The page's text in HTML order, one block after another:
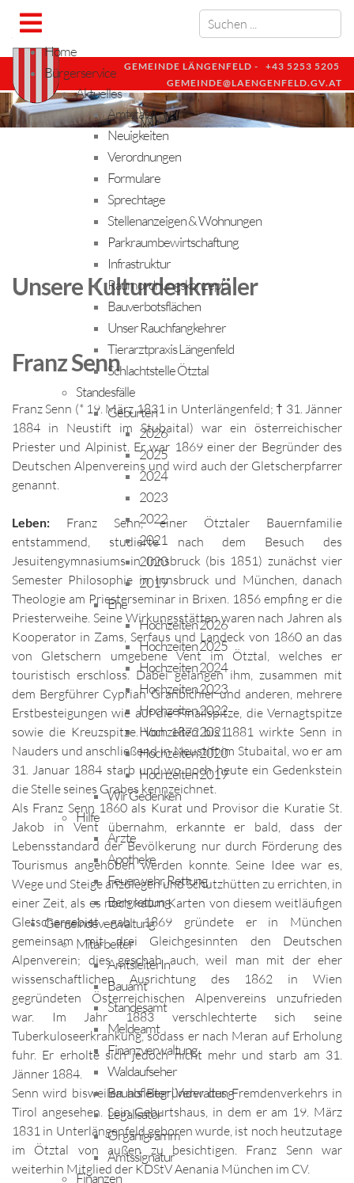
GEMEINDE LÄNGENFELD - +43 5253 5205
GEMEINDE@LAENGENFELD.GV.AT
Home
Bürgerservice
Aktuelles
Amtstafel
Neuigkeiten
Verordnungen
Formulare
Sprechtage
Stellenanzeigen & Wohnungen
Parkraumbewirtschaftung
Infrastruktur
Raumordnungskonzept
Bauverbotsflächen
Unser Rauchfangkehrer
Tierarztpraxis Längenfeld
Schlachtstelle Ötztal
Standesfälle
Geburten
2026
2025
2024
2023
2022
2021
2020
2019
Ehe
Hochzeiten 2026
Hochzeiten 2025
Hochzeiten 2024
Hochzeiten 2023
Hochzeiten 2022
Hochzeiten 2021
Hochzeiten 2020
Hochzeiten 2019
Wir Gedenken
Hilfe
Ärzte
Apotheke
Feuerwehr, Rettung
Bergrettung
Gemeindeverwaltung
Mitarbeiter
AmtsleiterIn
Bauamt
Standesamt
Meldeamt
Finanzverwaltung
Waldaufseher
Bauhofleiter | Verwaltung
Legalisator
Organigramm
Amtssignatur
Finanzen
Unsere Kulturdenkmäler
Franz Senn
Franz Senn (* 19. März 1831 in Unterlängenfeld; † 31. Jänner
1884 in Neustift im Stubaital) war ein österreichischer
Priester und Alpinist. Er war 1869 einer der Begründer des
Deutschen Alpenvereins und wird auch der Gletscherpfarrer
genannt.
Leben: Franz Senn, einer Ötztaler Bauernfamilie
entstammend, studierte nach dem Besuch des
Jesuitengymnasiums in Innsbruck (bis 1851) zunächst vier
Semester Philosophie in Innsbruck und München, danach
Theologie am Priesterseminar in Brixen. 1856 empfing er die
Priesterweihe. Seine Wirkungsstätten waren nach Jahren als
Kooperator in Zams, Serfaus und Landeck von 1860 an das
von Gletschern umgebene Vent im Ötztal, welches er
touristisch erschloss. Dabei gelangen ihm, zusammen mit
dem Bergführer Cyprian Granbichler und anderen, mehrere
Erstbesteigungen wie auf die Finailspitze, die Vernagtspitze
sowie die Kreuzspitze. Von 1872 bis 1881 wirkte Senn in
Nauders und anschließend in Neustift im Stubaital, wo er am
31. Januar 1884 starb und wo noch heute ein Gedenkstein
die Stelle seines Grabes kennzeichnet.
Als Franz Senn 1860 als Kurat und Provisor die Kuratie St.
Jakob in Vent übernahm, erkannte er bald, dass der
Lebensstandard der Bevölkerung nur durch Förderung des
Tourismus angehoben werden konnte. Seine Idee war es,
Wege und Steige anzulegen und Schutzhütten zu errichten, in
einer Zeit, als es noch kaum Karten von diesem weitläufigen
Gletschergebiet gab. 1869 gründete er in München
gemeinsam mit drei Gleichgesinnten den Deutschen
Alpenverein; dies geschah auch, weil man mit der eher
wissenschaftlichen Ausrichtung des 1862 in Wien
gegründeten Österreichischen Alpenvereins unzufrieden
war. Im Jahr 1883 verschlechterte sich seine
Tuberkuloseerkrankung, sodass er nach Meran auf Erholung
fuhr. Er erholte sich jedoch nicht mehr und starb am 31.
Jänner 1884.
Senn wird bisweilen als Begründer des Fremdenverkehrs in
Tirol angesehen. Sein Geburtshaus, in dem er am 19. März
1831 in Unterlängenfeld geboren wurde, ist noch heutzutage
im Ötztal von außen zu besichtigen. Franz Senn war
weiterhin Mitglied der KDStV Aenania München im CV.